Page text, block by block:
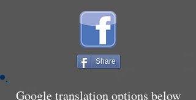
Share
Google translation options below